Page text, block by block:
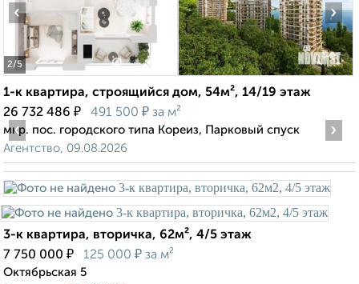
2/5
‹ ›
1-к квартира, строящийся дом, 54м², 14/19 этаж
26 732 486 ₽ 491 500 ₽ за м²
мкр. пос. городского типа Кореиз, Парковый спуск
Агентство, 09.08.2026
‹ ›
3-к квартира, вторичка, 62м², 4/5 этаж
7 750 000 ₽ 125 000 ₽ за м²
Октябрьская 5